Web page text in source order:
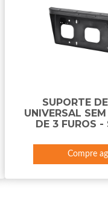
SUPORTE
UNIVERSAL
DE 3 FUROS -
Compre